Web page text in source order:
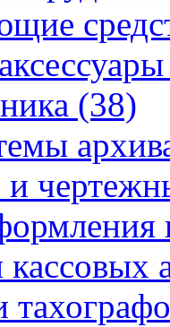
(38)